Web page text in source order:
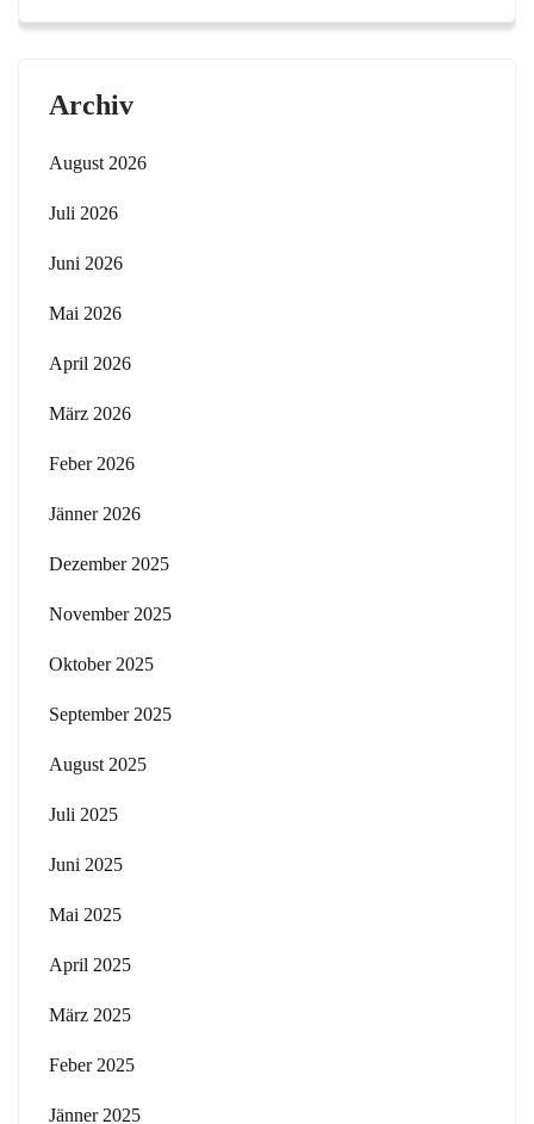
Archiv
August 2026
Juli 2026
Juni 2026
Mai 2026
April 2026
März 2026
Feber 2026
Jänner 2026
Dezember 2025
November 2025
Oktober 2025
September 2025
August 2025
Juli 2025
Juni 2025
Mai 2025
April 2025
März 2025
Feber 2025
Jänner 2025